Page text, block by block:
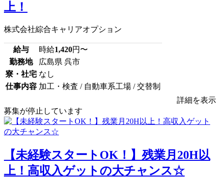
上！
株式会社綜合キャリアオプション
給与 時給1,420円〜
勤務地
広島県 呉市
寮・社宅 なし
仕事内容 加工・検査 / 自動車系工場 / 交替制
詳細を表示
募集が停止しています
【未経験スタートOK！】残業月20H以
上！高収入ゲットの大チャンス☆